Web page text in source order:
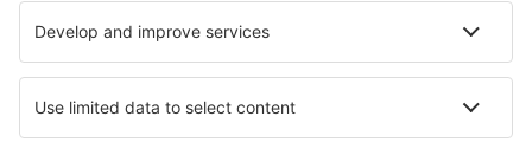
Ubytování in Cahuita National Park
Ubytování na ostrově Svatý Martin Ubytování on Thassos